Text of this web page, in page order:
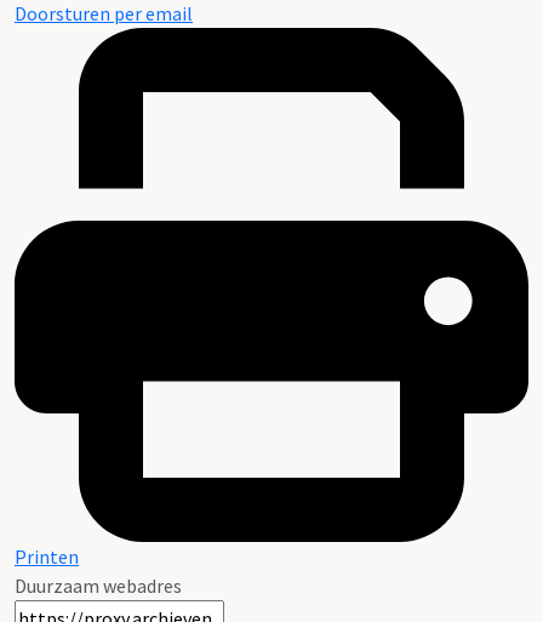
Doorsturen per email
Printen
Duurzaam webadres